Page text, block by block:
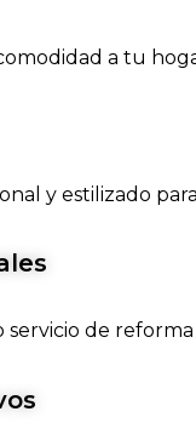
a tu
y estilizado
de